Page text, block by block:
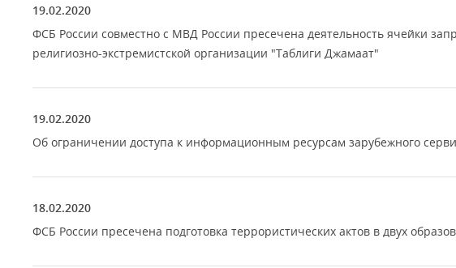
19.02.2020
ФСБ России совместно с МВД России пресечена деятельность ячейки
религиозно-экстремистской организации "Таблиги Джамаат"
19.02.2020
Об ограничении доступа к информационным ресурсам зарубежного
18.02.2020
ФСБ России пресечена подготовка террористических актов в двух